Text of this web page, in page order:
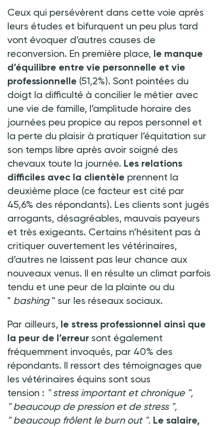
Ceux qui persévèrent dans cette voie après
leurs études et bifurquent un peu plus tard
vont évoquer d’autres causes de
reconversion. En première place, le manque
d’équilibre entre vie personnelle et vie
professionnelle (51,2%). Sont pointées du
doigt la difficulté à concilier le métier avec
une vie de famille, l’amplitude horaire des
journées peu propice au repos personnel et
la perte du plaisir à pratiquer l’équitation sur
son temps libre après avoir soigné des
chevaux toute la journée. Les relations
difficiles avec la clientèle prennent la
deuxième place (ce facteur est cité par
45,6% des répondants). Les clients sont jugés
arrogants, désagréables, mauvais payeurs
et très exigeants. Certains n’hésitent pas à
critiquer ouvertement les vétérinaires,
d’autres ne laissent pas leur chance aux
nouveaux venus. Il en résulte un climat parfois
tendu et une peur de la plainte ou du
" bashing " sur les réseaux sociaux.
Par ailleurs, le stress professionnel ainsi que
la peur de l’erreur sont également
fréquemment invoqués, par 40% des
répondants. Il ressort des témoignages que
les vétérinaires équins sont sous
tension : " stress important et chronique ",
" beaucoup de pression et de stress ",
" beaucoup frôlent le burn out ". Le salaire,